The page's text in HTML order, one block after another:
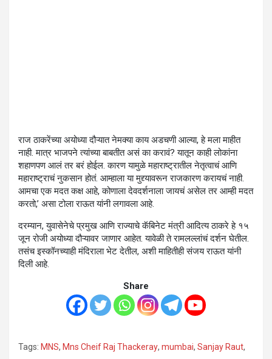
राज ठाकरेंच्या अयोध्या दौऱ्यात नेमक्या काय अडचणी आल्या, हे मला माहीत
नाही. मात्र भाजपने त्यांच्या बाबतीत असं का करावं? यातून काही लोकांना
शहाणपण आलं तर बरं होईल. कारण यामुळे महाराष्ट्रातील नेतृत्वाचं आणि
महाराष्ट्राचं नुकसान होतं. आम्हाला या मुद्द्यावरून राजकारण करायचं नाही.
आमचा एक मदत कक्ष आहे, कोणाला देवदर्शनाला जायचं असेल तर आम्ही मदत
करतो,’ असा टोला राऊत यांनी लगावला आहे.
दरम्यान, युवासेनेचे प्रमुख आणि राज्याचे कॅबिनेट मंत्री आदित्य ठाकरे हे १५
जून रोजी अयोध्या दौऱ्यावर जाणार आहेत. यावेळी ते रामलल्लांचं दर्शन घेतील.
तसंच इस्कॉनच्याही मंदिराला भेट देतील, अशी माहितीही संजय राऊत यांनी
दिली आहे.
Share
Tags: MNS, Mns Cheif Raj Thackeray, mumbai, Sanjay Raut,